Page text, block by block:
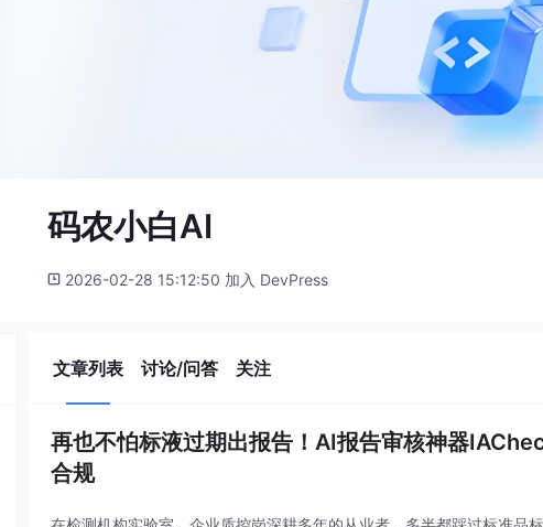
码农小白AI
2026-02-28 15:12:50 加入 DevPress
文章列表 讨论/问答 关注
再也不怕标液过期出报告！AI报告审核神器
合规